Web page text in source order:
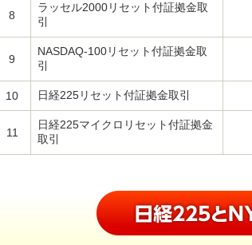
8
ラッセル2000リセット付証拠金取
引
9
NASDAQ-100リセット付証拠金取
引
10 日経225リセット付証拠金取引
11
日経225マイクロリセット付証拠金
取引